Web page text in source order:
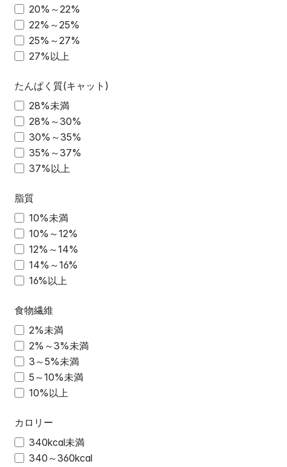
20%～22%
22%～25%
25%～27%
27%以上
たんぱく質(キャット)
28%未満
28%～30%
30%～35%
35%～37%
37%以上
脂質
10%未満
10%～12%
12%～14%
14%～16%
16%以上
食物繊維
2%未満
2%～3%未満
3～5%未満
5～10%未満
10%以上
カロリー
340kcal未満
340～360kcal